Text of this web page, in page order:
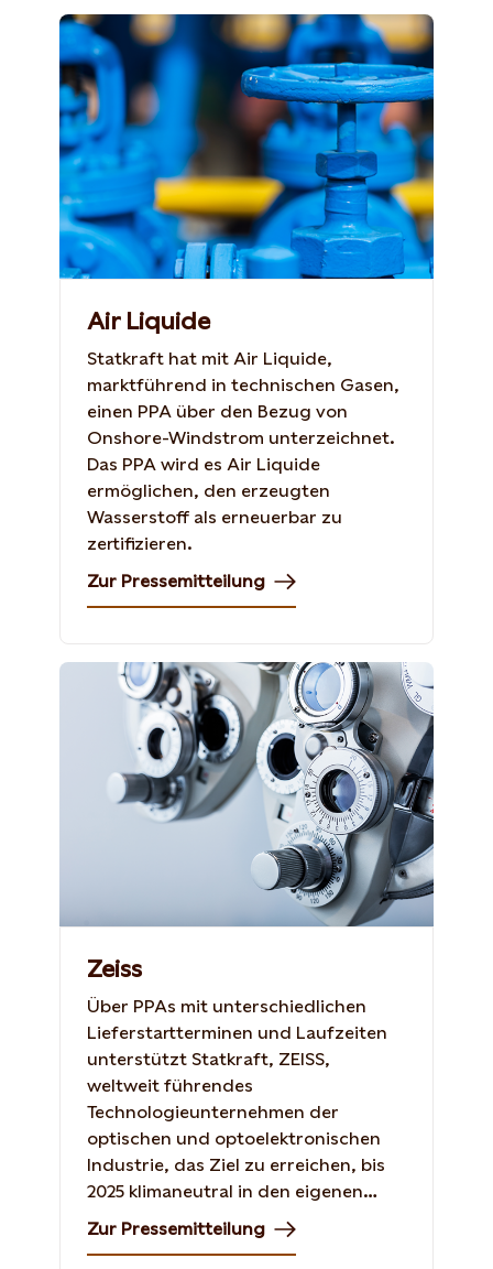
Air Liquide
Statkraft hat mit Air Liquide,
marktführend in technischen Gasen,
einen PPA über den Bezug von
Onshore-Windstrom unterzeichnet.
Das PPA wird es Air Liquide
ermöglichen, den erzeugten
Wasserstoff als erneuerbar zu
zertifizieren.
Zur Pressemitteilung
Zeiss
Über PPAs mit unterschiedlichen
Lieferstartterminen und Laufzeiten
unterstützt Statkraft, ZEISS,
weltweit führendes
Technologieunternehmen der
optischen und optoelektronischen
Industrie, das Ziel zu erreichen, bis
2025 klimaneutral in den eigenen
Aktivitäten zu werden.
Zur Pressemitteilung